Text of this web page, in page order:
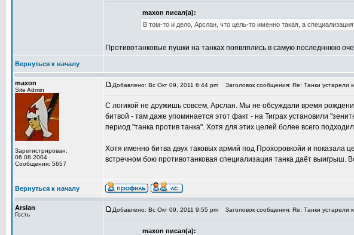
maxon писал(а):
В том-то и дело, Арслан, что цель-то именно такая, а
Противотанковые пушки на танках появлялись в самую последннюю
Вернуться к началу
maxon
Site Admin
Зарегистрирован:
06.08.2004
Сообщения: 5657
Добавлено: Вс Окт 09, 2011 6:44 pm Заголовок сообщения: Re: Танки устарели
С логикой не дружишь совсем, Арслан. Мы не обсуждали время
битвой - там даже упоминается этот факт - на Тиграх установили
период "танка против танка". Хотя для этих целей более всего
Хотя именно битва двух таковых армий под Прохоровкойи и показала
встречном бою противотанковая специализация танка даёт выигрыш.
Вернуться к началу
Arslan
Гость
Добавлено: Вс Окт 09, 2011 9:55 pm Заголовок сообщения: Re: Танки устарели
maxon писал(а):